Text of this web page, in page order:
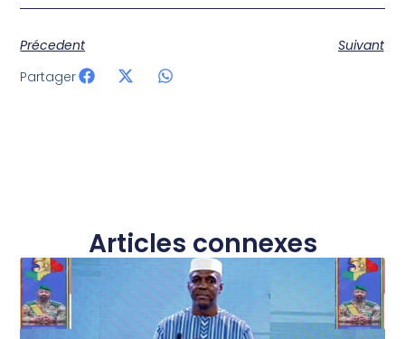
Précedent
Suivant
Partager
Articles connexes